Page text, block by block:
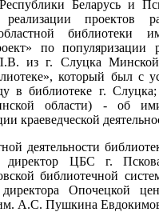
Беларусь и
проектов
библиотеки
по популяризации
из г. Слуцка Минской
который был с
в библиотеке г.
области) - об
краеведческой
деятельности
директор ЦБС г.
библиотечной
директора Опочецкой
А.С. Пушкина